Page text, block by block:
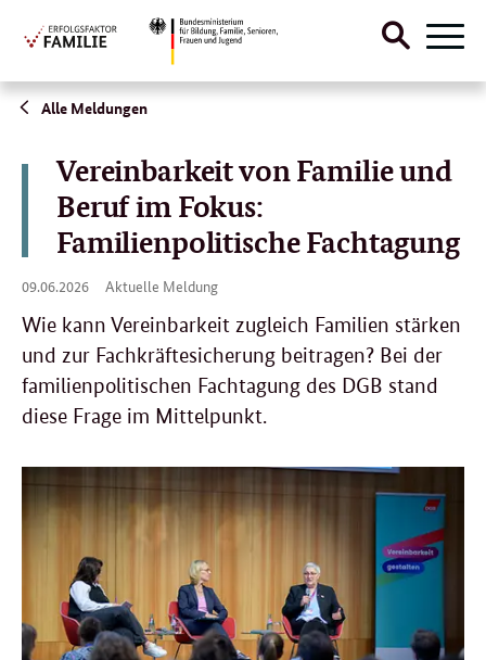
Direktlink:
Suche
Alle Meldungen
Vereinbarkeit von Familie und
Beruf im Fokus:
Familienpolitische Fachtagung
09.06.2026 09.
2026
Aktuelle Meldung
Wie kann Vereinbarkeit zugleich Familien stärken
und zur Fachkräftesicherung beitragen? Bei der
familienpolitischen Fachtagung des DGB stand
diese Frage im Mittelpunkt.